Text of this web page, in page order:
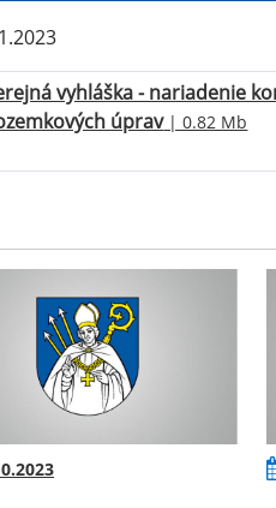
vyhláška - nariadenie
úprav| 0.82 Mb